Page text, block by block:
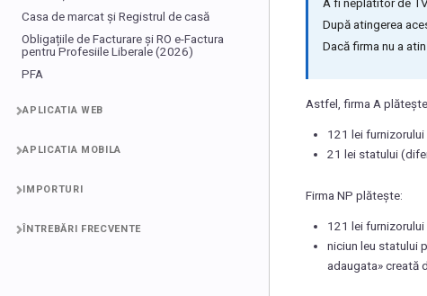
Casa de marcat și Registrul de casă
Obligațiile de Facturare și RO e-Factura
pentru Profesiile Liberale (2026)
PFA
APLICATIA WEB
APLICATIA MOBILA
IMPORTURI
ÎNTREBĂRI FRECVENTE
După atingerea
Dacă firma nu a
Astfel, firma A
121 lei furnizorului
21 lei statului
Firma NP plătește:
121 lei furnizorului
niciun leu statului
adaugata» creată